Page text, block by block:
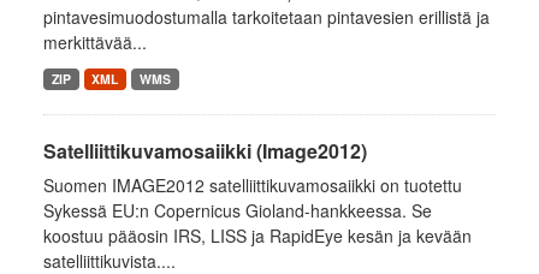
pintavesimuodostumalla tarkoitetaan pintavesien erillistä ja
merkittävää...
ZIP XML WMS
Satelliittikuvamosaiikki (Image2012)
Suomen IMAGE2012 satelliittikuvamosaiikki on tuotettu
Sykessä EU:n Copernicus Gioland-hankkeessa. Se
koostuu pääosin IRS, LISS ja RapidEye kesän ja kevään
satelliittikuvista....